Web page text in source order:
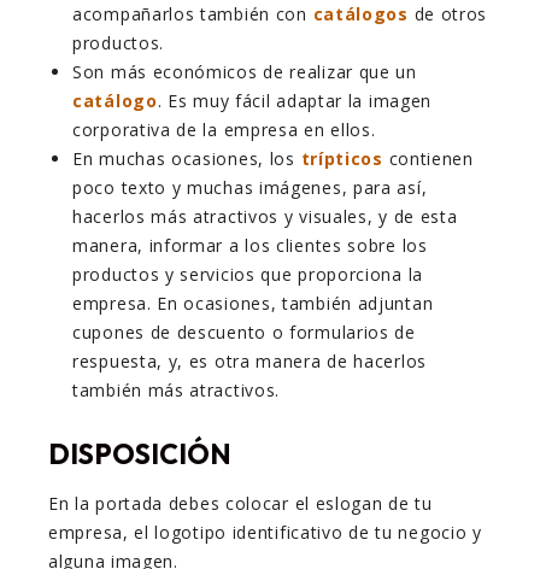
acompañarlos también con catálogos de otros
productos.
Son más económicos de realizar que un
catálogo. Es muy fácil adaptar la imagen
corporativa de la empresa en ellos.
En muchas ocasiones, los trípticos contienen
poco texto y muchas imágenes, para así,
hacerlos más atractivos y visuales, y de esta
manera, informar a los clientes sobre los
productos y servicios que proporciona la
empresa. En ocasiones, también adjuntan
cupones de descuento o formularios de
respuesta, y, es otra manera de hacerlos
también más atractivos.
DISPOSICIÓN
En la portada debes colocar el eslogan de tu
empresa, el logotipo identificativo de tu negocio y
alguna imagen.